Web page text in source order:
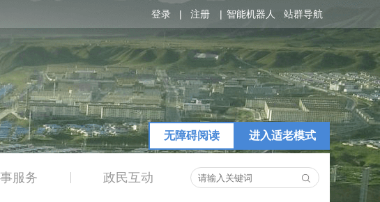
站群导航
登录 | 注册 | 智能机器人
进入适老模式
无障碍阅读
服务 政民互动